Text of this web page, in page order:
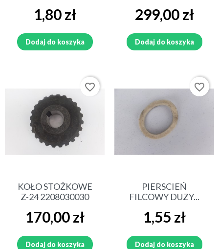
Cena
1,80 zł
Dodaj do koszyka
Cena
299,00 zł
Dodaj do koszyka
KOŁO STOŻKOWE
Z-24 2208030030
Cena
170,00 zł
Dodaj do koszyka
favorite_border
PIERSCIEŃ
FILCOWY DUZY...
Cena
1,55 zł
Dodaj do koszyka
favorite_border